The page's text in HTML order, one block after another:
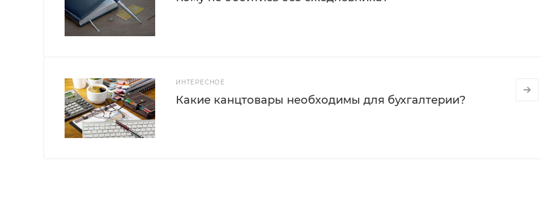
ИНТЕРЕСНОЕ
Какие канцтовары необходимы для бухгалтерии?